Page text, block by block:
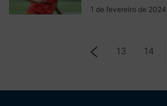
1 de fevereiro de 2024
13 14